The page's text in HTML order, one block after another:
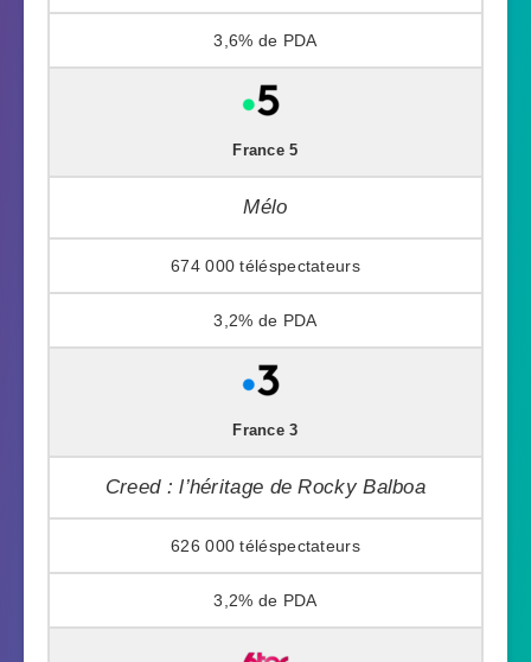
3,6%
France 5
Mélo
674 000
3,2%
France 3
Creed : l’héritage de Rocky Balboa
626 000
3,2%